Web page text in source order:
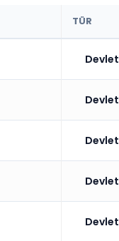
TÜR
Devlet
Devlet
Devlet
Devlet
Devlet